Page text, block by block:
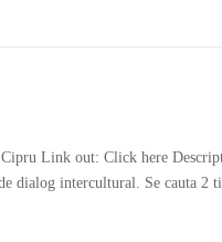
Link out: Click here
dialog intercultural. Se cauta 2